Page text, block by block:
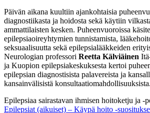
Päivän aikana kuultiin ajankohtaisia
diagnostiikasta ja hoidosta sekä käytiin
ammattilaisten kesken. Puheenvuoroissa
epilepsiaoireyhtymien tunnistamista,
seksuaalisuutta sekä epilepsialääkkeiden
Neurologian professori Reetta Kälviäinen
ja Kuopion epilepsiakeskuksesta kertoi
epilepsian diagnostisista palavereista ja
kansainvälisistä konsultaatiomahdollisuuksista.
Epilepsiaa sairastavan ihmisen hoitoketju ja -
Epilepsiat (aikuiset) – Käypä hoito -